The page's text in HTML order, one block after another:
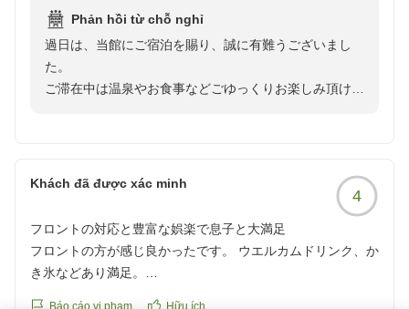
クチコミの詳細はこちらから
https://review.travel.rakuten.co.jp/hotel/voice/108141?
reviewId=33123478226918
Phản hồi từ chỗ nghỉ
過日は、当館にご宿泊を賜り、誠に有難うございまし
た。
ご滞在中は温泉やお食事などごゆっくりお楽しみ頂けま
少しでも多くのお客様に泊まって良かったと思って頂け
る様に、スタッフ一同、一丸となって取り組んでおりま
今後ともお客様により満足して頂けるような施設づくり
を目指して、サービス向上に努めて参ります。
Khách đã được xác minh
4
フロントの対応と豊富な娯楽で息子と大満足
フロントの方が感じ良かったです。 ウエルカムドリンク、か
き氷などあり満足。
Báo cáo vi phạm Hữu ích